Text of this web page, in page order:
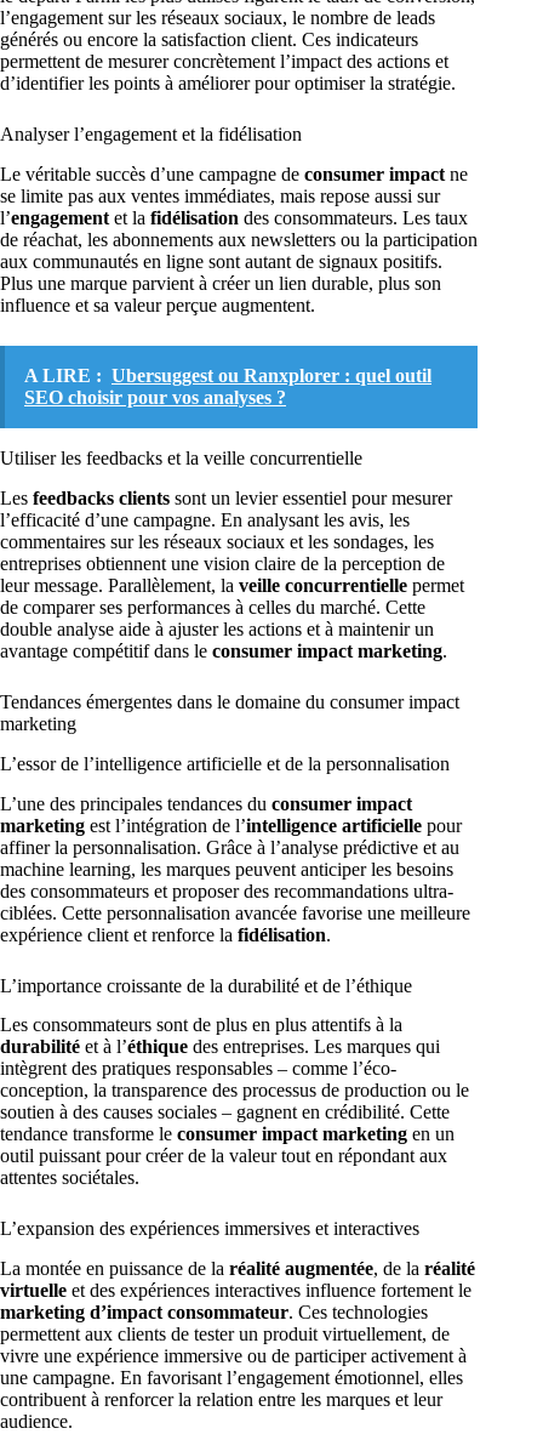
l’engagement sur les réseaux sociaux, le nombre de leads
générés ou encore la satisfaction client. Ces indicateurs
permettent de mesurer concrètement l’impact des actions et
d’identifier les points à améliorer pour optimiser la stratégie.
Analyser l’engagement et la fidélisation
Le véritable succès d’une campagne de consumer impact ne
se limite pas aux ventes immédiates, mais repose aussi sur
l’engagement et la fidélisation des consommateurs. Les taux
de réachat, les abonnements aux newsletters ou la participation
aux communautés en ligne sont autant de signaux positifs.
Plus une marque parvient à créer un lien durable, plus son
influence et sa valeur perçue augmentent.
A LIRE : Ubersuggest ou Ranxplorer : quel outil
SEO choisir pour vos analyses ?
Utiliser les feedbacks et la veille concurrentielle
Les feedbacks clients sont un levier essentiel pour mesurer
l’efficacité d’une campagne. En analysant les avis, les
commentaires sur les réseaux sociaux et les sondages, les
entreprises obtiennent une vision claire de la perception de
leur message. Parallèlement, la veille concurrentielle permet
de comparer ses performances à celles du marché. Cette
double analyse aide à ajuster les actions et à maintenir un
avantage compétitif dans le consumer impact marketing.
Tendances émergentes dans le domaine du consumer impact
marketing
L’essor de l’intelligence artificielle et de la personnalisation
L’une des principales tendances du consumer impact
marketing est l’intégration de l’intelligence artificielle pour
affiner la personnalisation. Grâce à l’analyse prédictive et au
machine learning, les marques peuvent anticiper les besoins
des consommateurs et proposer des recommandations ultra-
ciblées. Cette personnalisation avancée favorise une meilleure
expérience client et renforce la fidélisation.
L’importance croissante de la durabilité et de l’éthique
Les consommateurs sont de plus en plus attentifs à la
durabilité et à l’éthique des entreprises. Les marques qui
intègrent des pratiques responsables – comme l’éco-
conception, la transparence des processus de production ou le
soutien à des causes sociales – gagnent en crédibilité. Cette
tendance transforme le consumer impact marketing en un
outil puissant pour créer de la valeur tout en répondant aux
attentes sociétales.
L’expansion des expériences immersives et interactives
La montée en puissance de la réalité augmentée, de la réalité
virtuelle et des expériences interactives influence fortement le
marketing d’impact consommateur. Ces technologies
permettent aux clients de tester un produit virtuellement, de
vivre une expérience immersive ou de participer activement à
une campagne. En favorisant l’engagement émotionnel, elles
contribuent à renforcer la relation entre les marques et leur
audience.